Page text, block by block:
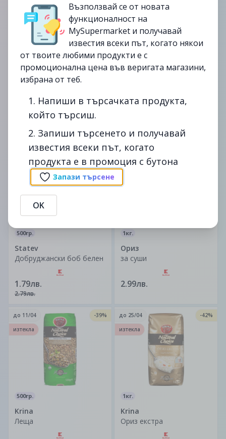
1кг.
Бял боб
1.49лв.
изтекла
изтекла
500гр.
Statev
Добруджански боб белен
1.79лв.
2.79лв.
07/02
-36%
изтекла
1кг.
Ориз
за суши
2.99лв.
до28/02
изтекла
500гр.
Krina
Леща
до 11/04
-39%
изтекла
1кг.
Krina
Ориз екстра
до 25/04
-42%
изтекла
Възползвай се от новата
функционалност на
MySupermarket и получавай
известия всеки път, когато някои
от твоите любими продукти е с
промоционална цена във веригата магазини,
избрана от теб.
1. Напиши в търсачката продукта,
който търсиш.
2. Запиши търсенето и получавай
известия всеки път, когато
продукта е в промоция с бутона
Запази търсене
OK